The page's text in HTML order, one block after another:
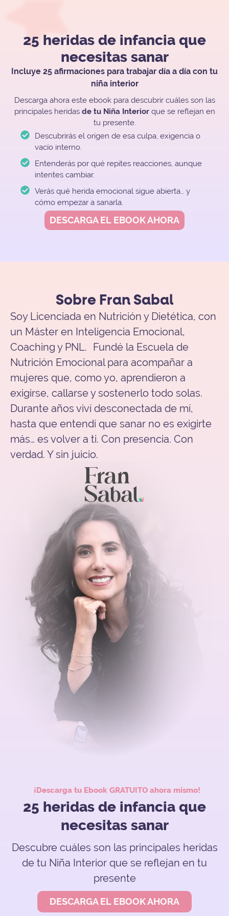
25 heridas de infancia que
necesitas sanar
Incluye 25 afirmaciones para trabajar día a día con tu
niña interior
Descarga ahora este ebook para descubrir cuáles son las
principales heridas de tu Niña Interiorque se reflejan en
tu presente.
Descubrirás el origen de esa culpa, exigencia o
vacío interno.
Entenderás por qué repites reacciones, aunque
intentes cambiar.
Verás qué herida emocional sigue abierta… y
cómo empezar a sanarla.
DESCARGA EL EBOOK AHORA
Sobre Fran Sabal
Soy Licenciada en Nutrición y Dietética, con
un Máster en Inteligencia Emocional,
Coaching y PNL. Fundé la Escuela de
Nutrición Emocional para acompañar a
mujeres que, como yo, aprendieron a
exigirse, callarse y sostenerlo todo solas.
Durante años viví desconectada de mí,
hasta que entendí que sanar no es exigirte
más… es volver a ti. Con presencia. Con
verdad. Y sin juicio.
¡Descarga tu Ebook GRATUITO ahora mismo!
25 heridas de infancia que
necesitas sanar
Descubre cuáles son las principales heridas
de tu Niña Interior que se reflejan en tu
presente
DESCARGA EL EBOOK AHORA